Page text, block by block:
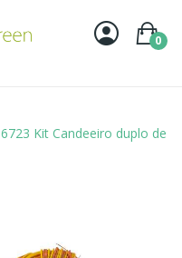
0
6723 Kit Candeeiro duplo de